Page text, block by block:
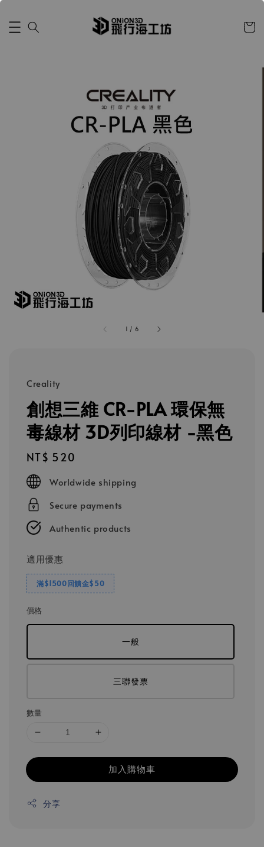
1 / 6
Creality
創想三維 CR-PLA 環保無
毒線材 3D列印線材 -黑色
Regular
price
NT$ 520
Worldwide shipping
Secure payments
Authentic products
適用優惠
滿$1500回饋金$50
價格
一般
三聯發票
數量
加入購物車
分享